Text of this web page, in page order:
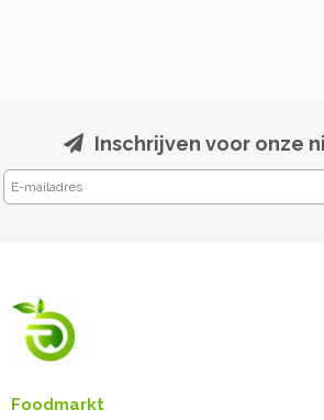
Inschrijven voor onze
Foodmarkt